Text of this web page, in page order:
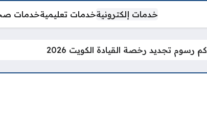
خدمات إلكترونيةخدمات تعليميةخدمات
كم رسوم تجديد رخصة القيادة الكويت 2026